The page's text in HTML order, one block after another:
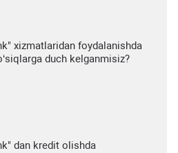
xizmatlaridan foydalanishda
duch kelganmisiz?
dan kredit olishda